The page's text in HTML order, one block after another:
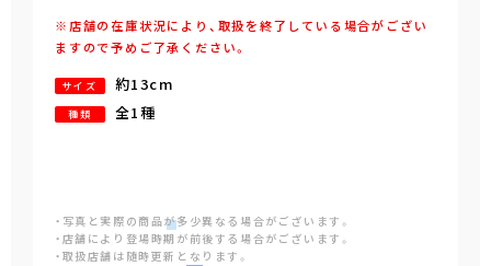
※店舗の在庫状況により、取扱を終了している場合がござい
ますので予めご了承ください。
サイズ 約13cm
種類 全1種
・写真と実際の商品が多少異なる場合がございます。
・店舗により登場時期が前後する場合がございます。
・取扱店舗は随時更新となります。